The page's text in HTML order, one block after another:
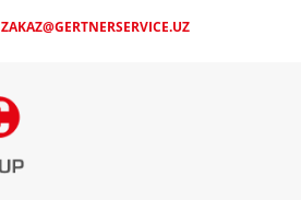
ZAKAZ@GERTNERSERVICE.UZ